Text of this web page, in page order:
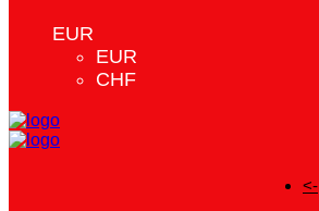
EUR
EUR
CHF
<-